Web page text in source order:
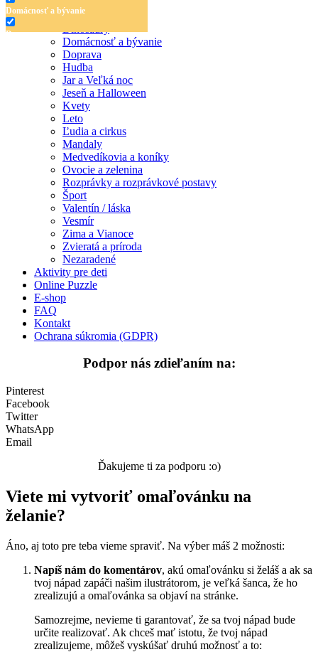
Domácnosť a bývanie
Doprava
Jar a Veľká noc
Jeseň a Halloween
Ľudia a cirkus
Medvedíkovia a koníky
Ovocie a zelenina
Rozprávky a rozprávkové postavy
Valentín / láska
Vesmír
Zvieratá a príroda
Nezaradené
Abeceda a čísla
Domácnosť a bývanie
Doprava
Hudba
Jar a Veľká noc
Jeseň a Halloween
Kvety
Leto
Ľudia a cirkus
Mandaly
Medvedíkovia a koníky
Ovocie a zelenina
Rozprávky a rozprávkové postavy
Šport
Valentín / láska
Vesmír
Zima a Vianoce
Zvieratá a príroda
Nezaradené
Aktivity pre deti
Online Puzzle
E-shop
FAQ
Kontakt
Ochrana súkromia (GDPR)
Podpor nás zdieľaním na:
Pinterest
Facebook
Twitter
WhatsApp
Email
Ďakujeme ti za podporu :o)
Viete mi vytvoriť omaľovánku na
želanie?
Áno, aj toto pre teba vieme spraviť. Na výber máš 2 možnosti:
Napíš nám do komentárov, akú omaľovánku si želáš a ak sa
tvoj nápad zapáči našim ilustrátorom, je veľká šanca, že ho
zrealizujú a omaľovánka sa objaví na stránke.
Samozrejme, nevieme ti garantovať, že sa tvoj nápad bude
určite realizovať. Ak chceš mať istotu, že tvoj nápad
zrealizujeme, môžeš vyskúšať druhú možnosť a to: